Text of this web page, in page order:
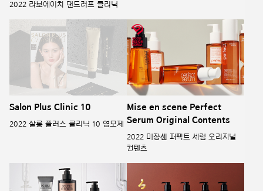
2022 라보에이치 댄드러프 클리닉
Salon Plus Clinic 10
2022 살롱 플러스 클리닉 10 염모제
Mise en scene Perfect
Serum Original Contents
2022 미쟝센 퍼펙트 세럼 오리지널
컨텐츠